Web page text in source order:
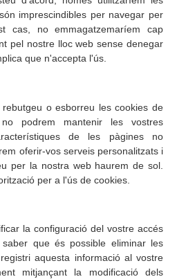
imprescindibles per navegar per
cas, no emmagatzemaríem cap
pel nostre lloc web sense denegar
que n'accepta l'ús.
o esborreu les cookies de
podrem mantenir les vostres
de les pàgines no
oferir-vos serveis personalitzats i
per la nostra web haurem de sol.
per a l'ús de cookies.
la configuració del vostre accés
que és possible eliminar les
aquesta informació al vostre
mitjançant la modificació dels